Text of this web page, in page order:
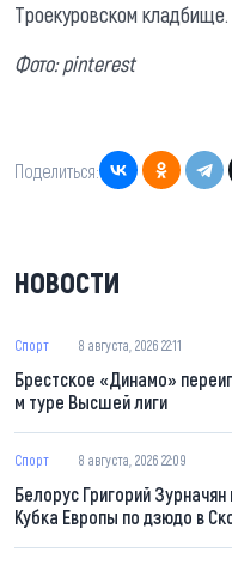
Троекуровском кладбище.
Фото: pinterest
Поделиться:
НОВОСТИ
Спорт 8 августа, 2026 22:11
Брестское «Динамо»
м туре Высшей лиги
Спорт 8 августа, 2026 22:09
Белорус Григорий
Кубка Европы по дзюдо в